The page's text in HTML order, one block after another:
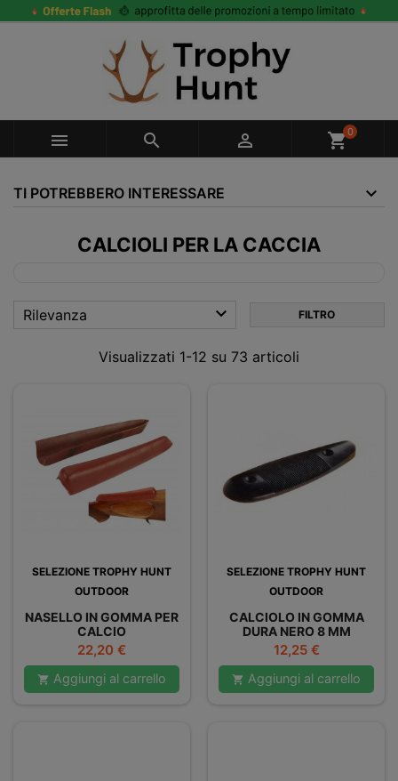
   shopping_cart0
TI POTREBBERO INTERESSARE
CALCIOLI PER LA CACCIA
Rilevanza  FILTRO
Visualizzati 1-12 su 73 articoli
SELEZIONE TROPHY HUNT
OUTDOOR
NASELLO IN GOMMA PER
CALCIO
Prezzo
22,20 €
 Aggiungi al carrello
SELEZIONE TROPHY HUNT
OUTDOOR
CALCIOLO IN GOMMA
DURA NERO 8 MM
Prezzo
12,25 €
 Aggiungi al carrello